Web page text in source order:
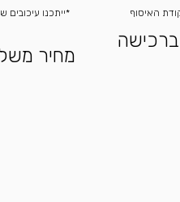
ברכישה